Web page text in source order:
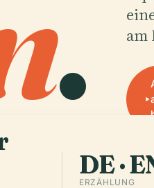
.
am
DE ·
ERZÄHLUNG